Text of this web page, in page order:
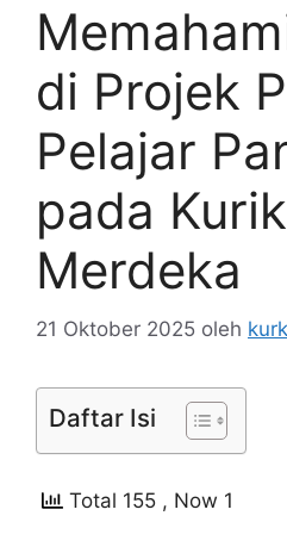
di Projek
Pelajar
pada
Merdeka
21 Oktober 2025 oleh
Daftar Isi
Total 155 , Now 1